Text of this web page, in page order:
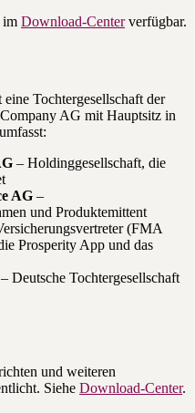
im Download-Centerverfügbar.
Tochtergesellschaft der
AG mit Hauptsitz in
– Holdinggesellschaft, die
AG –
und Produktemittent
(FMA
Prosperity App und das
Deutsche Tochtergesellschaft
und weiteren
Siehe Download-Center.